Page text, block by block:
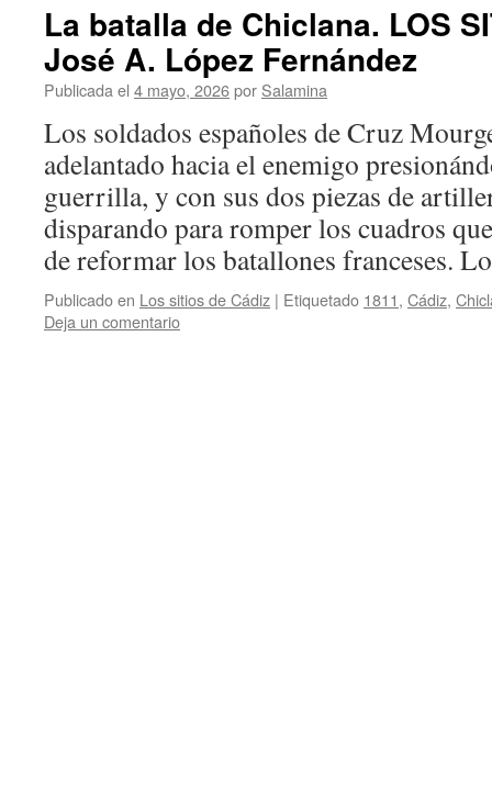
La batalla de Chiclana. LOS
José A. López Fernández
Publicada el 4 mayo, 2026por Salamina
Los soldados españoles de Cruz
adelantado hacia el enemigo
guerrilla, y con sus dos piezas de
disparando para romper los cuadros
de reformar los batallones franceses.
Publicado en Los sitios de Cádiz | Etiquetado 1811, Cádiz,
Deja un comentario